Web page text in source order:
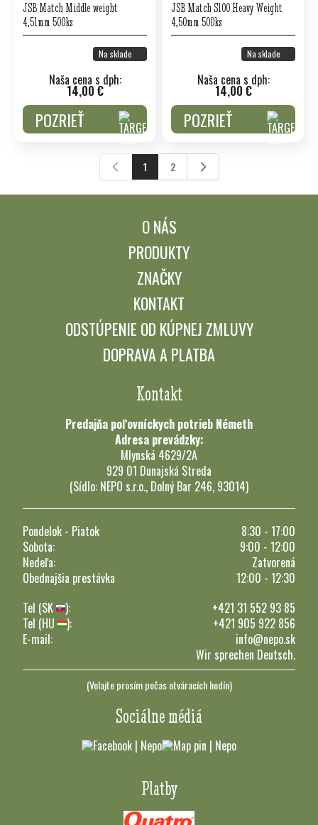
JSB Match Middle weight
4,51mm 500ks
Na sklade
Naša cena s dph:
14,00 €
POZRIEŤ
JSB Match S100 Heavy Weight
4,50mm 500ks
Na sklade
Naša cena s dph:
14,00 €
POZRIEŤ
Práve čítate stránku
1 Stránka
2
O NÁS
PRODUKTY
ZNAČKY
KONTAKT
ODSTÚPENIE OD KÚPNEJ ZMLUVY
DOPRAVA A PLATBA
Kontakt
Predajňa poľovníckych potrieb Németh
Adresa prevádzky:
Mlynská 4629/2A
929 01 Dunajská Streda
(Sídlo: NEPO s.r.o., Dolný Bar 246, 93014)
Pondelok - Piatok
8:30 - 17:00
Sobota:
9:00 - 12:00
Nedeľa:
Zatvorená
Obednajšia prestávka
12:00 - 12:30
Tel (SK
):
+421 31 552 93 85
Tel (HU
):
+421 905 922 856
E-mail:
info@nepo.sk
Wir sprechen Deutsch.
(Volajte prosím počas otváracích hodín)
Sociálne médiá
Platby